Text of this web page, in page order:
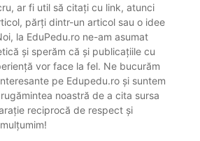
ar fi util să citați cu link, atunci
părți dintr-un articol sau o idee
la EduPedu.ro ne-am asumat
și sperăm că și publicațiile cu
vor face la fel. Ne bucurăm
pe Edupedu.ro și suntem
noastră de a cita sursa
reciprocă de respect și